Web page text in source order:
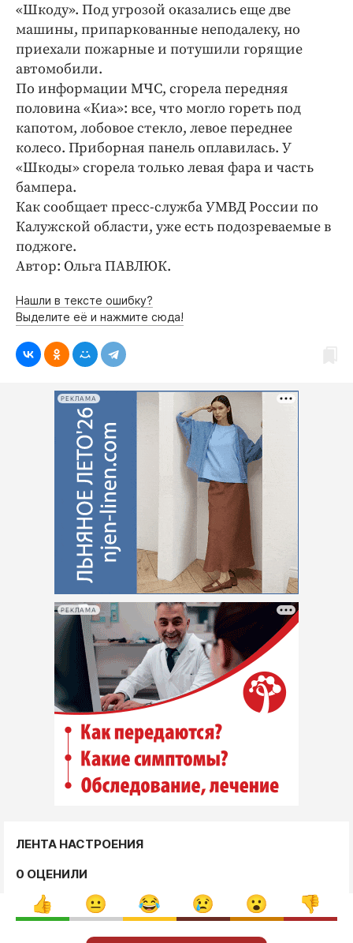
Погода
Праздники
Происшествия
Спорт
Экономика и бизнес
ПРОЕКТЫ
Блоги
Издания
Медиаперсона
Интересное чтиво
Клиника года
Работодатель года
«Шкоду». Под угрозой оказались еще две
машины, припаркованные неподалеку, но
приехали пожарные и потушили горящие
автомобили.
По информации МЧС, сгорела передняя
половина «Киа»: все, что могло гореть под
капотом, лобовое стекло, левое переднее
колесо. Приборная панель оплавилась. У
«Шкоды» сгорела только левая фара и часть
бампера.
Как сообщает пресс-служба УМВД России по
Калужской области, уже есть подозреваемые в
поджоге.
Автор: Ольга ПАВЛЮК.
Нашли в тексте ошибку?
Выделите её и нажмите сюда!
РЕКЛАМА
РЕКЛАМА
ЛЕНТА НАСТРОЕНИЯ
0 ОЦЕНИЛИ